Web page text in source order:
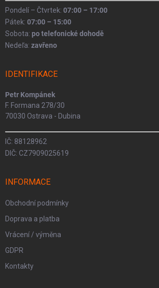
Pondelí – Čtvrtek: 07:00 – 17:00
Pátek: 07:00 – 15:00
Sobota: po telefonické dohodě
Nedeľa: zavřeno
IDENTIFIKACE
Petr Kompánek
F. Formana 278/30
70030 Ostrava - Dubina
IČ: 88128962
DIČ: CZ7909025619
INFORMACE
Obchodní podmínky
Doprava a platba
Vrácení / výměna
GDPR
Kontakty